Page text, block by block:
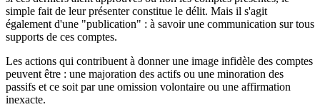
simple fait de leur présenter constitue le délit. Mais il s'agit
également d'une "publication" : à savoir une communication sur tous
supports de ces comptes.
Les actions qui contribuent à donner une image infidèle des comptes
peuvent être : une majoration des actifs ou une minoration des
passifs et ce soit par une omission volontaire ou une affirmation
inexacte.